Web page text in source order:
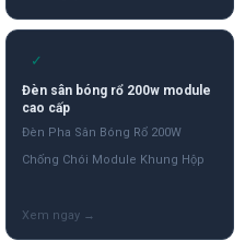
✓
Đèn sân bóng rổ 200w module
cao cấp
Đèn Pha Sân Bóng Rổ 200W
Chống Chói Module Khung Hộp